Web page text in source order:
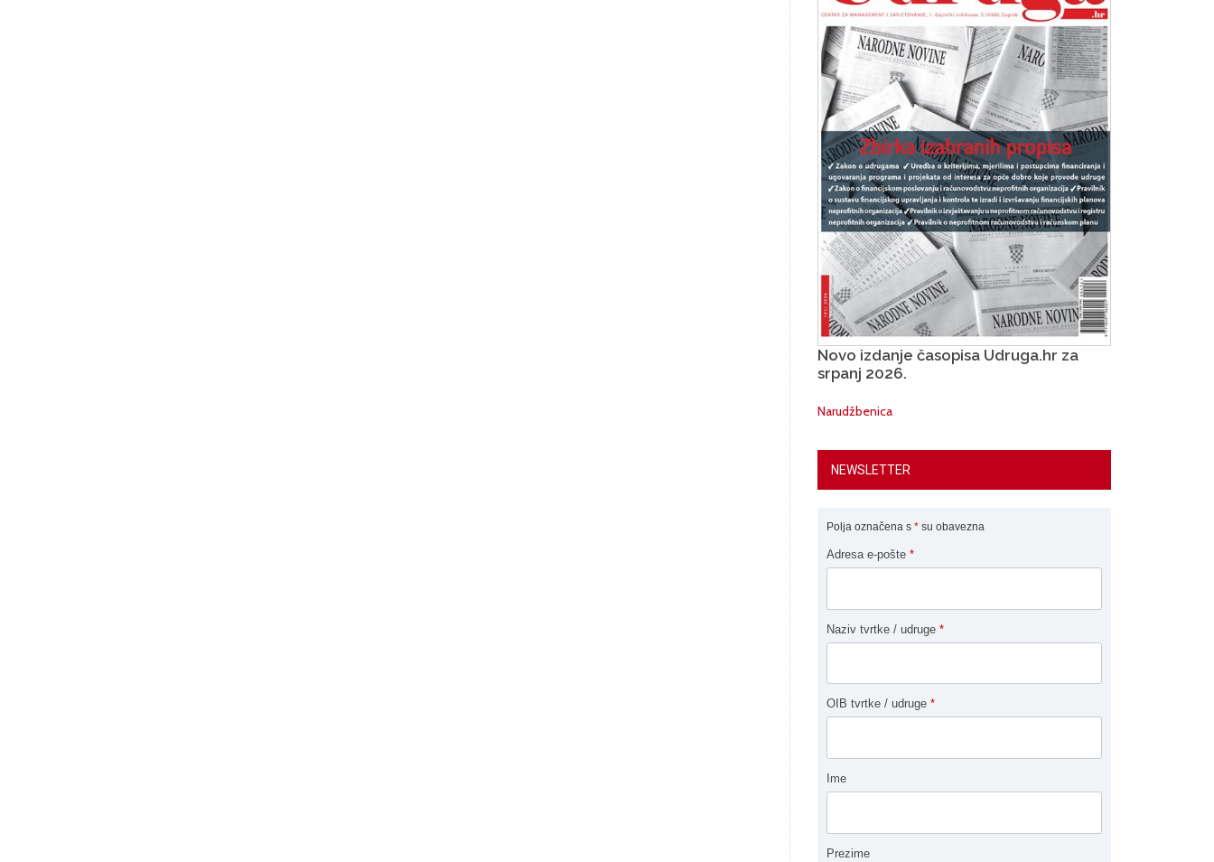
Novo izdanje časopisa Udruga.hr za
srpanj 2026.
Narudžbenica
NEWSLETTER
Polja označena s * su obavezna
Adresa e-pošte *
Naziv tvrtke / udruge *
OIB tvrtke / udruge *
Ime
Prezime